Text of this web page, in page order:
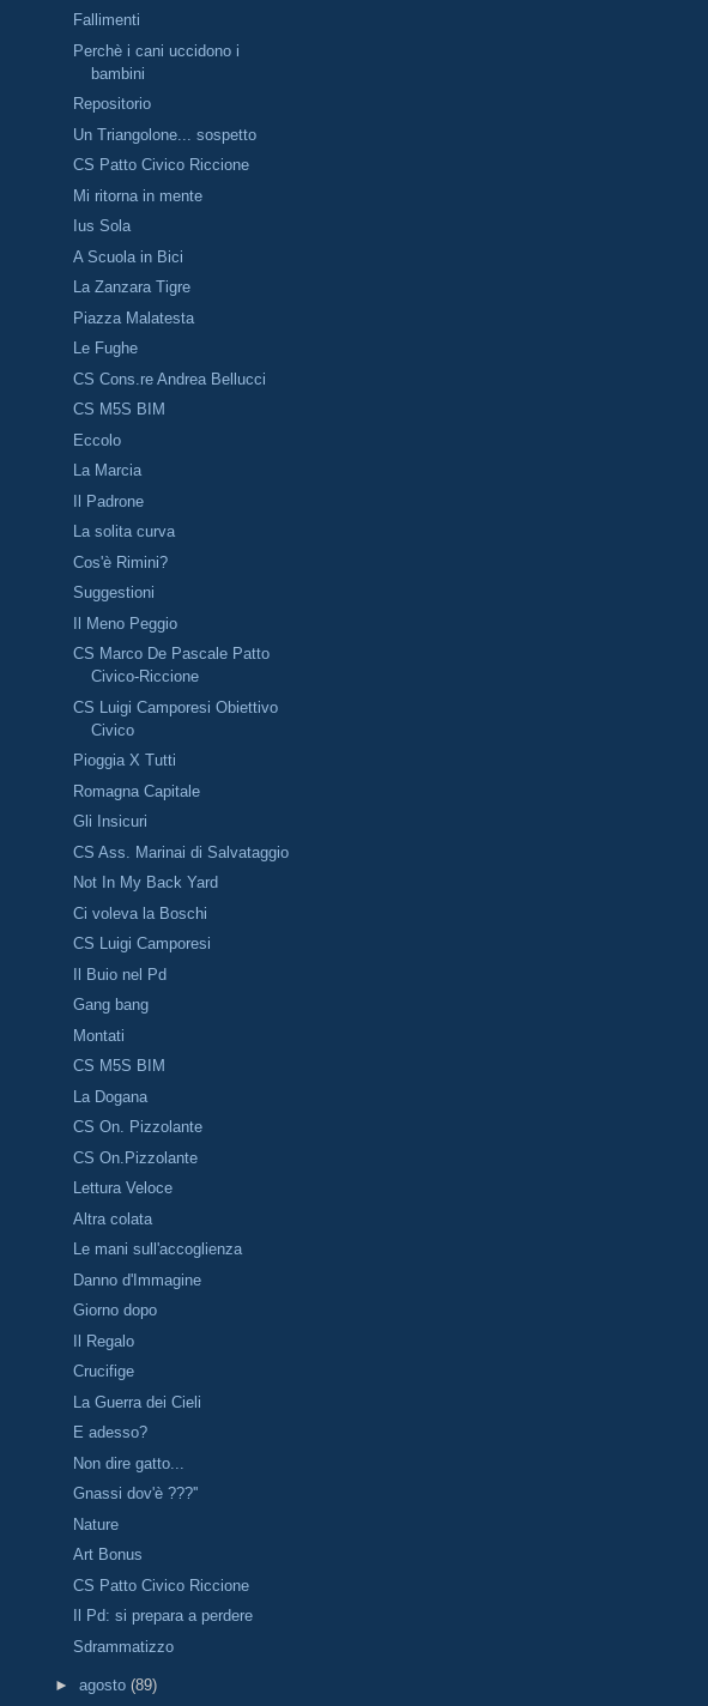
Fallimenti
Perchè i cani uccidono i
bambini
Repositorio
Un Triangolone... sospetto
CS Patto Civico Riccione
Mi ritorna in mente
Ius Sola
A Scuola in Bici
La Zanzara Tigre
Piazza Malatesta
Le Fughe
CS Cons.re Andrea Bellucci
CS M5S BIM
Eccolo
La Marcia
Il Padrone
La solita curva
Cos'è Rimini?
Suggestioni
Il Meno Peggio
CS Marco De Pascale Patto
Civico-Riccione
CS Luigi Camporesi Obiettivo
Civico
Pioggia X Tutti
Romagna Capitale
Gli Insicuri
CS Ass. Marinai di Salvataggio
Not In My Back Yard
Ci voleva la Boschi
CS Luigi Camporesi
Il Buio nel Pd
Gang bang
Montati
CS M5S BIM
La Dogana
CS On. Pizzolante
CS On.Pizzolante
Lettura Veloce
Altra colata
Le mani sull'accoglienza
Danno d'Immagine
Giorno dopo
Il Regalo
Crucifige
La Guerra dei Cieli
E adesso?
Non dire gatto...
Gnassi dov'è ???''
Nature
Art Bonus
CS Patto Civico Riccione
Il Pd: si prepara a perdere
Sdrammatizzo
► agosto (89)